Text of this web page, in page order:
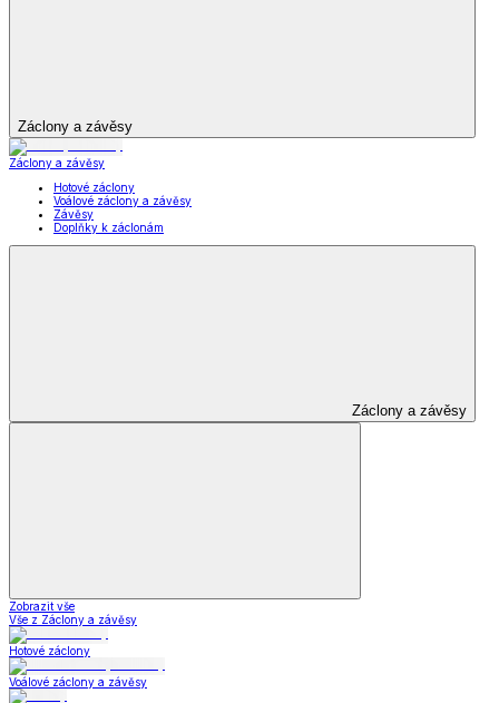
Záclony a závěsy
Záclony a závěsy
Hotové záclony
Voálové záclony a závěsy
Závěsy
Doplňky k záclonám
Záclony a závěsy
Zobrazit vše
Vše z Záclony a závěsy
Hotové záclony
Voálové záclony a závěsy